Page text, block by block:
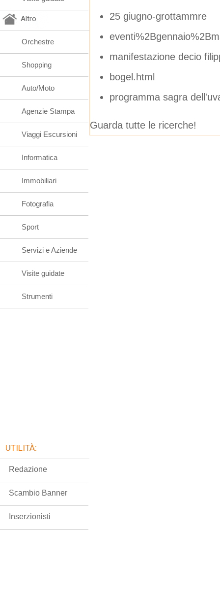
25 giugno-grottammre
manifestazione decio
bogel.html
programma sagra
Guarda tutte le ricerche!
Altro
Orchestre
Shopping
Auto/Moto
Agenzie Stampa
Viaggi Escursioni
Informatica
Immobiliari
Fotografia
Sport
Servizi e Aziende
Visite guidate
Strumenti
UTILITÀ:
Redazione
Scambio Banner
Inserzionisti